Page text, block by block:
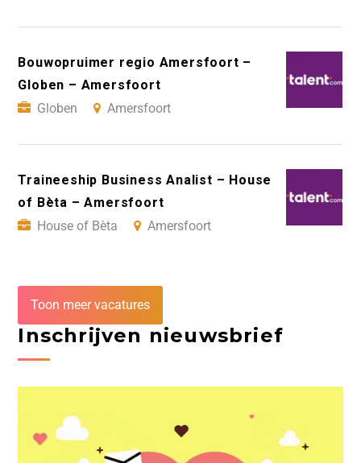
Bouwopruimer regio Amersfoort –
Globen – Amersfoort
Globen
Amersfoort
Traineeship Business Analist – House
of Bèta – Amersfoort
House of Bèta
Amersfoort
Toon meer vacatures
Inschrijven nieuwsbrief